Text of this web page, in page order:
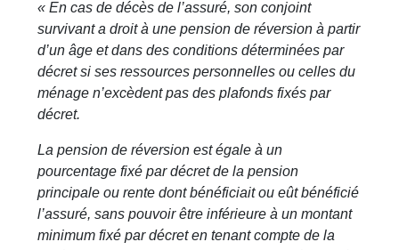
« En cas de décès de l’assuré, son conjoint
survivant a droit à une pension de réversion à partir
d’un âge et dans des conditions déterminées par
décret si ses ressources personnelles ou celles du
ménage n’excèdent pas des plafonds fixés par
décret.
La pension de réversion est égale à un
pourcentage fixé par décret de la pension
principale ou rente dont bénéficiait ou eût bénéficié
l’assuré, sans pouvoir être inférieure à un montant
minimum fixé par décret en tenant compte de la